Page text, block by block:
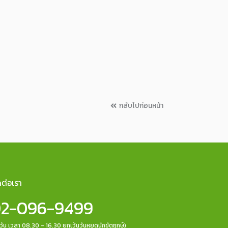
กลับไปก่อนหน้า
อเรา
096-9499
น เวลา 08.30 - 16.30 ยกเว้นวันหยุดนักขัตฤกษ์)